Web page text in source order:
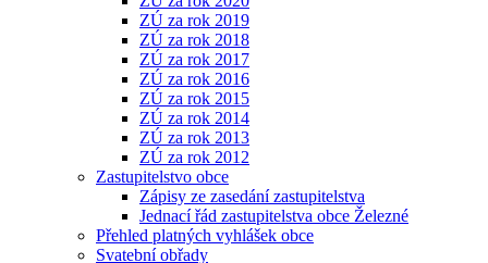
ZÚ za rok 2019
ZÚ za rok 2018
ZÚ za rok 2017
ZÚ za rok 2016
ZÚ za rok 2015
ZÚ za rok 2014
ZÚ za rok 2013
ZÚ za rok 2012
Zastupitelstvo obce
Zápisy ze zasedání zastupitelstva
Jednací řád zastupitelstva obce Železné
Přehled platných vyhlášek obce
Svatební obřady